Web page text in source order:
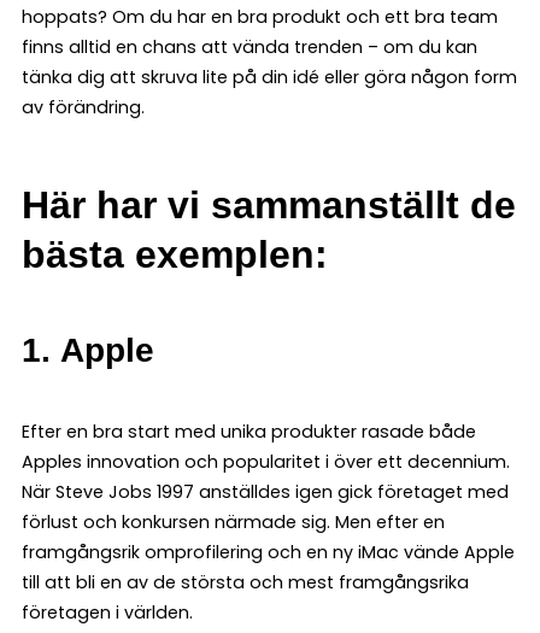
hoppats? Om du har en bra produkt och ett bra team
finns alltid en chans att vända trenden – om du kan
tänka dig att skruva lite på din idé eller göra någon form
av förändring.
Här har vi sammanställt de
bästa exemplen:
1. Apple
Efter en bra start med unika produkter rasade både
Apples innovation och popularitet i över ett decennium.
När Steve Jobs 1997 anställdes igen gick företaget med
förlust och konkursen närmade sig. Men efter en
framgångsrik omprofilering och en ny iMac vände Apple
till att bli en av de största och mest framgångsrika
företagen i världen.